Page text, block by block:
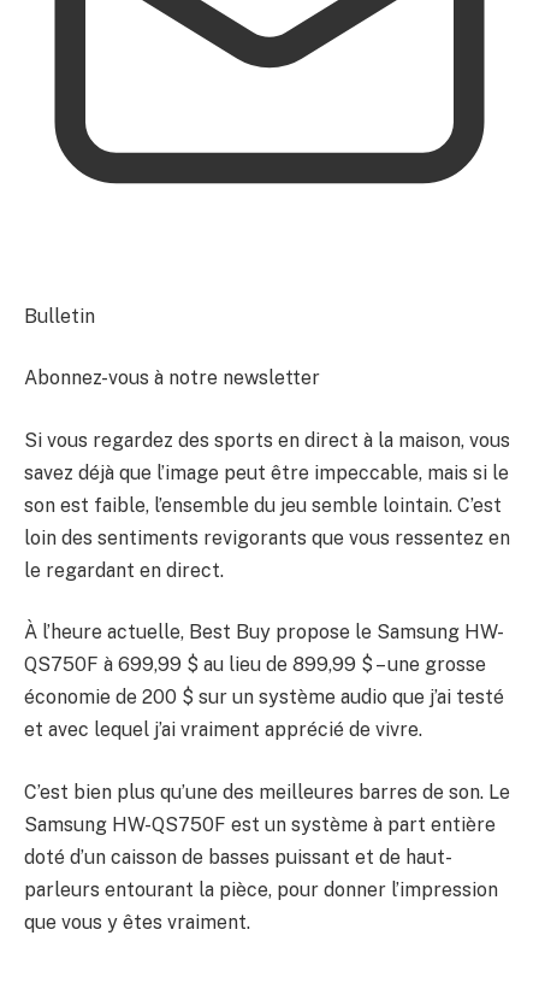
Bulletin
Abonnez-vous à notre newsletter
Si vous regardez des sports en direct à la maison, vous
savez déjà que l’image peut être impeccable, mais si le
son est faible, l’ensemble du jeu semble lointain. C’est
loin des sentiments revigorants que vous ressentez en
le regardant en direct.
À l’heure actuelle, Best Buy propose le Samsung HW-
QS750F à 699,99 $ au lieu de 899,99 $ – une grosse
économie de 200 $ sur un système audio que j’ai testé
et avec lequel j’ai vraiment apprécié de vivre.
C’est bien plus qu’une des meilleures barres de son. Le
Samsung HW-QS750F est un système à part entière
doté d’un caisson de basses puissant et de haut-
parleurs entourant la pièce, pour donner l’impression
que vous y êtes vraiment.